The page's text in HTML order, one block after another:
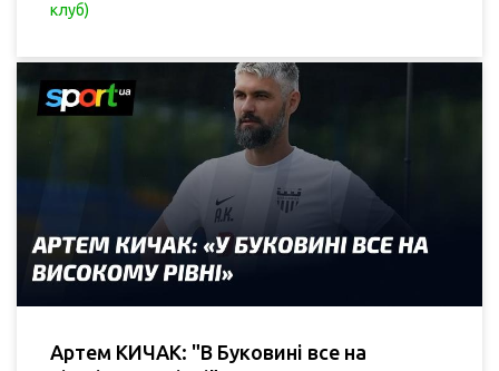
клуб)
Артем КИЧАК: "В Буковині все на